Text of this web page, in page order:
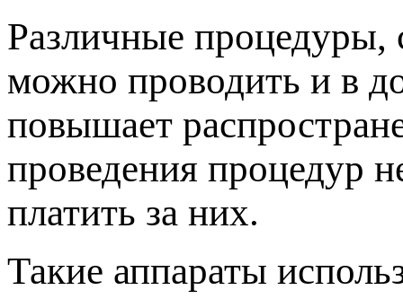
Различные процедуры,
можно проводить и в
повышает
проведения процедур
платить за них.
Такие аппараты